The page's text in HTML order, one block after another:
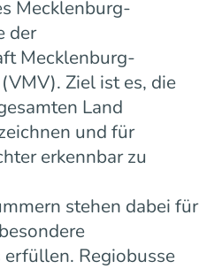
Mecklenburg-
der
Mecklenburg-
Ziel ist es, die
Land
und für
erkennbar zu
stehen dabei für
Regiobusse